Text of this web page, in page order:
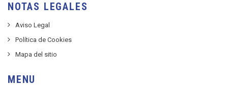
NOTAS LEGALES
Aviso Legal
Política de Cookies
Mapa del sitio
MENU